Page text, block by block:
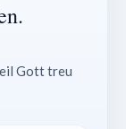
Gott treu